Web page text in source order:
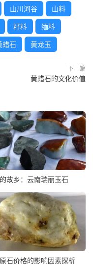
山川河谷 山料
籽料 缅料
蜡石 黄龙玉
下一篇
黄蜡石的文化价值
故乡：云南瑞丽玉石
石价格的影响因素探析